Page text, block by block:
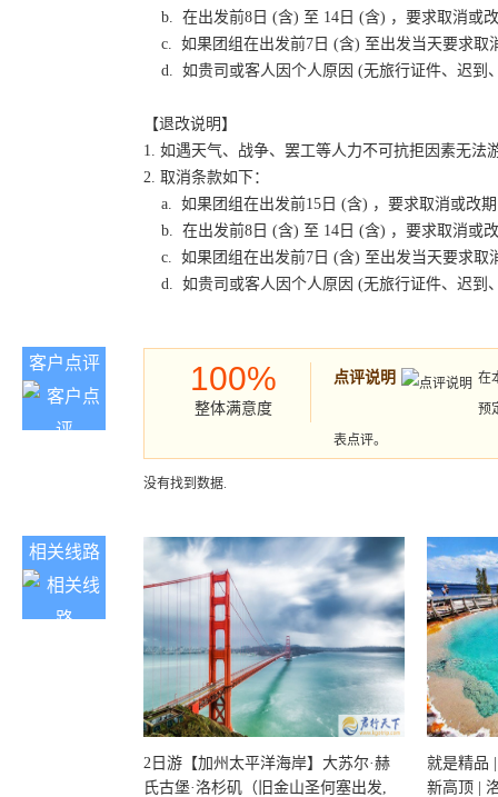
b. 在出发前8日 (含) 至 14日 (含) ，要求取消或
c. 如果团组在出发前7日 (含) 至出发当天要求取
d. 如贵司或客人因个人原因 (无旅行证件、迟到
【退改说明】
1. 如遇天气、战争、罢工等人力不可抗拒因素无
2. 取消条款如下：
a. 如果团组在出发前15日 (含) ，要求取消或改
b. 在出发前8日 (含) 至 14日 (含) ，要求取消或
c. 如果团组在出发前7日 (含) 至出发当天要求取
d. 如贵司或客人因个人原因 (无旅行证件、迟到
客户点评 100%
整体满意度
点评说明
在
预
表点评。
没有找到数据.
相关线路
2日游【加州太平洋海岸】大苏尔·赫
氏古堡·洛杉矶（旧金山圣何塞出发,
就是精品
新高顶 |